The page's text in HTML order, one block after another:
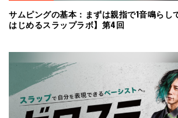
サムピングの基本：まずは親指で1音鳴らし
はじめるスラップラボ】第4回